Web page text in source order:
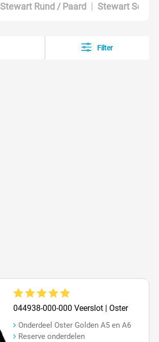
Stewart Rund / Paard Stewart
Filter
Gemiddelde waardering van 5 van 5 sterren
044938-000-000 Veerslot | Oster
Onderdeel Oster Golden A5 en A6
Reserve onderdelen